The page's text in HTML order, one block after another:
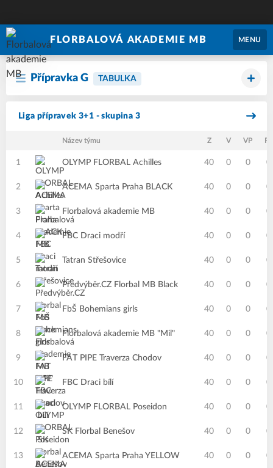
FLORBALOVÁ AKADEMIE MB MENU
Přípravka G TABULKA
Liga přípravek 3+1 - skupina 3
Název týmu Z V VP PP
1 OLYMP FLORBAL Achilles 40 0 0 0
2 ACEMA Sparta Praha BLACK 40 0 0 0
3 Florbalová akademie MB 40 0 0 0
4 FBC Draci modří 40 0 0 0
5 Tatran Střešovice 40 0 0 0
6 Předvýběr.CZ Florbal MB Black 40 0 0 0
7 FbŠ Bohemians girls 40 0 0 0
8 Florbalová akademie MB "Mil" 40 0 0 0
9 FAT PIPE Traverza Chodov 40 0 0 0
10 FBC Draci bílí 40 0 0 0
11 OLYMP FLORBAL Poseidon 40 0 0 0
12 SK Florbal Benešov 40 0 0 0
13 ACEMA Sparta Praha YELLOW 40 0 0 0